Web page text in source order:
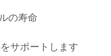
の寿命
サポートします